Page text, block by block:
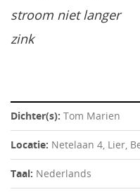
stroom niet langer
zink
Dichter(s): Tom Marien
Locatie: Netelaan 4, Lier,
Taal: Nederlands